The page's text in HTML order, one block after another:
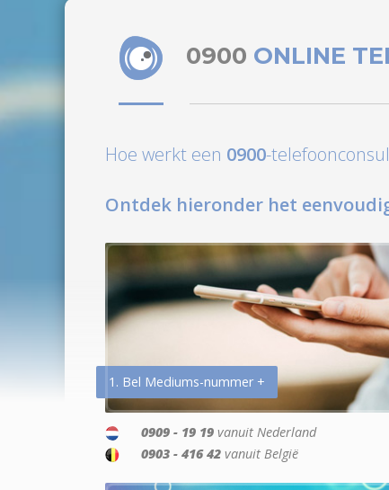
0900 ONLINE
Hoe werkt een 0900-
Ontdek hieronder het
1. Bel Mediums-nummer +
0909 - 19 19 vanuit Nederland
0903 - 416 42 vanuit België